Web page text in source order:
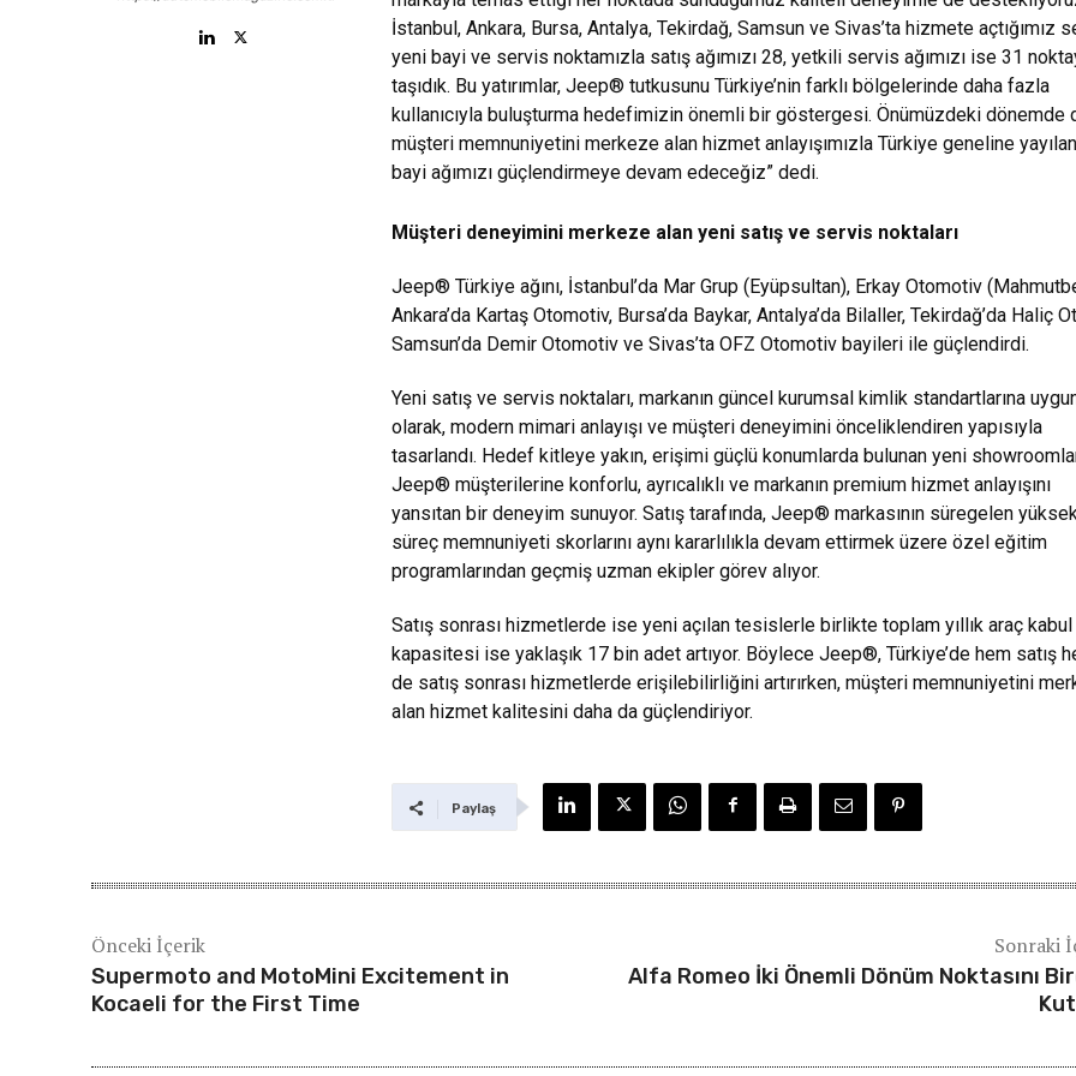
İstanbul, Ankara, Bursa, Antalya, Tekirdağ, Samsun ve Sivas’ta hizmete açtığımız
yeni bayi ve servis noktamızla satış ağımızı 28, yetkili servis ağımızı ise 31
taşıdık. Bu yatırımlar, Jeep® tutkusunu Türkiye’nin farklı bölgelerinde daha fazla
kullanıcıyla buluşturma hedefimizin önemli bir göstergesi. Önümüzdeki dönemde
müşteri memnuniyetini merkeze alan hizmet anlayışımızla Türkiye geneline yayılan
bayi ağımızı güçlendirmeye devam edeceğiz” dedi.
Müşteri deneyimini merkeze alan yeni satış ve servis noktaları
Jeep® Türkiye ağını, İstanbul’da Mar Grup (Eyüpsultan), Erkay Otomotiv
Ankara’da Kartaş Otomotiv, Bursa’da Baykar, Antalya’da Bilaller, Tekirdağ’da Haliç
Samsun’da Demir Otomotiv ve Sivas’ta OFZ Otomotiv bayileri ile güçlendirdi.
Yeni satış ve servis noktaları, markanın güncel kurumsal kimlik standartlarına
olarak, modern mimari anlayışı ve müşteri deneyimini önceliklendiren yapısıyla
tasarlandı. Hedef kitleye yakın, erişimi güçlü konumlarda bulunan yeni
Jeep® müşterilerine konforlu, ayrıcalıklı ve markanın premium hizmet anlayışını
yansıtan bir deneyim sunuyor. Satış tarafında, Jeep® markasının süregelen
süreç memnuniyeti skorlarını aynı kararlılıkla devam ettirmek üzere özel eğitim
programlarından geçmiş uzman ekipler görev alıyor.
Satış sonrası hizmetlerde ise yeni açılan tesislerle birlikte toplam yıllık araç kabul
kapasitesi ise yaklaşık 17 bin adet artıyor. Böylece Jeep®, Türkiye’de hem satış
de satış sonrası hizmetlerde erişilebilirliğini artırırken, müşteri memnuniyetini
alan hizmet kalitesini daha da güçlendiriyor.
Paylaş
Önceki İçerik
Supermoto and MotoMini Excitement in
Kocaeli for the First Time
Sonraki
Alfa Romeo İki Önemli Dönüm Noktasını